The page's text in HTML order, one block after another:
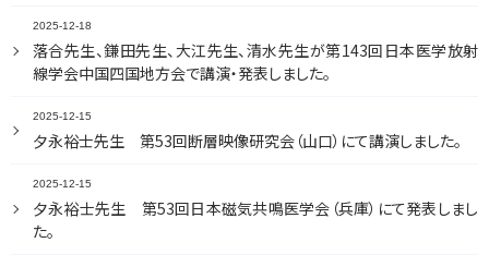
2025-12-18
落合先生、鎌田先生、大江先生、清水先生が第143回日本医学放射
線学会中国四国地方会で講演・発表しました。
2025-12-15
夕永裕士先生 第53回断層映像研究会（山口）にて講演しました。
2025-12-15
夕永裕士先生 第53回日本磁気共鳴医学会（兵庫）にて発表しまし
た。